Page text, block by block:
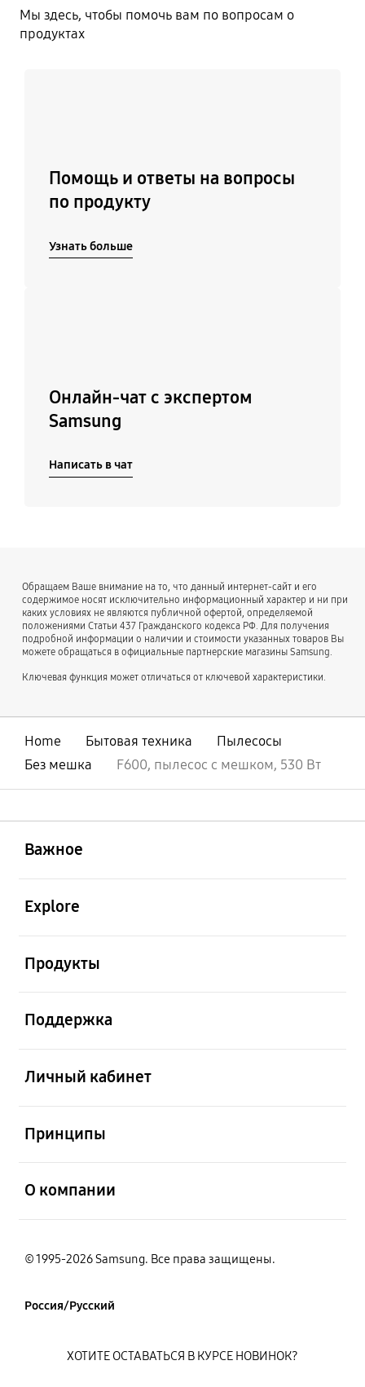
Мы здесь, чтобы помочь вам по вопросам о
продуктах
Помощь и ответы на вопросы
по продукту
Узнать больше
Онлайн-чат с экспертом
Samsung
Написать в чат
Обращаем Ваше внимание на то, что данный интернет-сайт и его
содержимое носят исключительно информационный характер и ни при
каких условиях не являются публичной офертой, определяемой
положениями Статьи 437 Гражданского кодекса РФ. Для получения
подробной информации о наличии и стоимости указанных товаров Вы
можете обращаться в официальные партнерские магазины Samsung.
Ключевая функция может отличаться от ключевой характеристики.
Home Бытовая техника
Пылесосы
Без мешка
F600, пылесос с мешком, 530 Вт
Важное
Explore
Продукты
Поддержка
Личный кабинет
Принципы
О компании
© 1995-2026 Samsung. Все права защищены.
Россия/Русский
ХОТИТЕ ОСТАВАТЬСЯ В КУРСЕ НОВИНОК?